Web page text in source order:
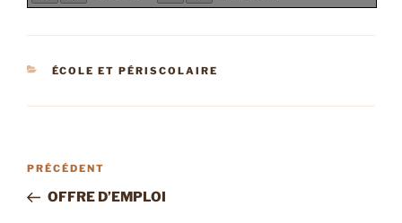
CATÉGORIES
ÉCOLE ET PÉRISCOLAIRE
Navigation
l’article
Article
précédent
PRÉCÉDENT
OFFRE D’EMPLOI